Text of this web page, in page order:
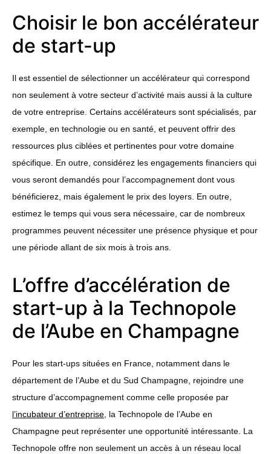
Choisir le bon accélérateur
de start-up
Il est essentiel de sélectionner un accélérateur qui correspond
non seulement à votre secteur d’activité mais aussi à la culture
de votre entreprise. Certains accélérateurs sont spécialisés, par
exemple, en technologie ou en santé, et peuvent offrir des
ressources plus ciblées et pertinentes pour votre domaine
spécifique. En outre, considérez les engagements financiers qui
vous seront demandés pour l’accompagnement dont vous
bénéficierez, mais également le prix des loyers. En outre,
estimez le temps qui vous sera nécessaire, car de nombreux
programmes peuvent nécessiter une présence physique et pour
une période allant de six mois à trois ans.
L’offre d’accélération de
start-up à la Technopole
de l’Aube en Champagne
Pour les start-ups situées en France, notamment dans le
département de l’Aube et du Sud Champagne, rejoindre une
structure d’accompagnement comme celle proposée par
l’incubateur d’entreprise , la Technopole de l’Aube en
Champagne peut représenter une opportunité intéressante. La
Technopole offre non seulement un accès à un réseau local